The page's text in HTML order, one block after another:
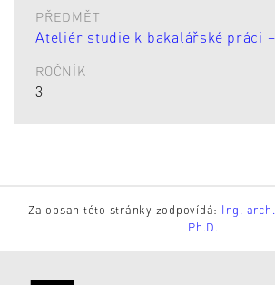
PŘEDMĚT
Ateliér studie k bakalářské práci –
ROČNÍK
3
Za obsah této stránky zodpovídá: Ing.
Ph.D.